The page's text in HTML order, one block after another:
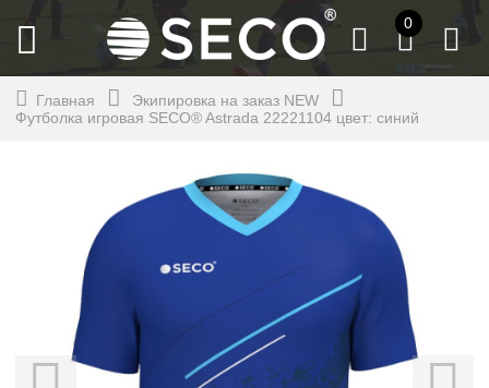
0
Главная
Экипировка на заказ NEW
Футболка игровая SECO® Astrada 22221104 цвет: синий